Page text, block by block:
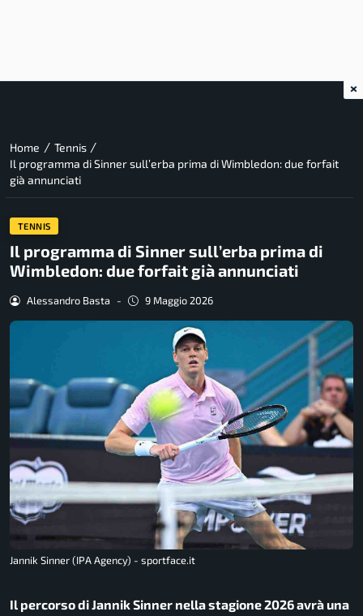
Home / Tennis /
Il programma di Sinner sull’erba prima di Wimbledon: due forfait
già annunciati
TENNIS
Il programma di Sinner sull’erba prima di
Wimbledon: due forfait già annunciati
Alessandro Basta - 9 Maggio 2026
Jannik Sinner (IPA Agency) - sportface.it
Il percorso di Jannik Sinner nella stagione 2026 avrà una
×